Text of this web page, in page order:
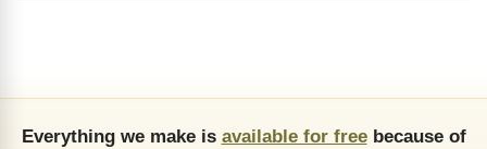
Everything we make is available for freebecause of